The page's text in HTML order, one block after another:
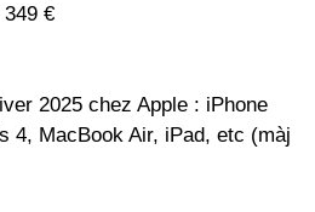
€
2025 chez Apple : iPhone
4, MacBook Air, iPad, etc (màj